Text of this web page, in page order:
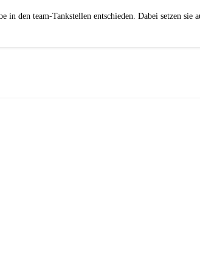
den team-Tankstellen entschieden. Dabei setzen